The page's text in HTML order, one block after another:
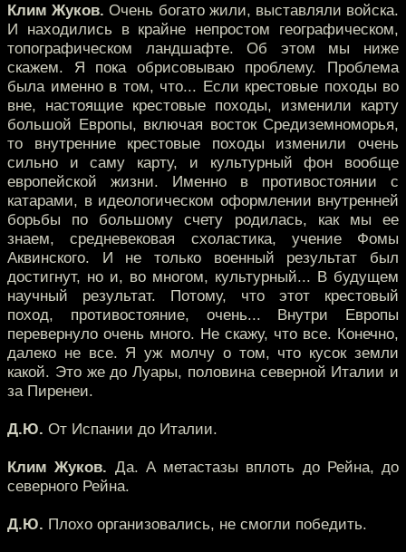
Клим Жуков. Очень богато жили, выставляли войска.
И находились в крайне непростом географическом,
топографическом ландшафте. Об этом мы ниже
скажем. Я пока обрисовываю проблему. Проблема
была именно в том, что... Если крестовые походы во
вне, настоящие крестовые походы, изменили карту
большой Европы, включая восток Средиземноморья,
то внутренние крестовые походы изменили очень
сильно и саму карту, и культурный фон вообще
европейской жизни. Именно в противостоянии с
катарами, в идеологическом оформлении внутренней
борьбы по большому счету родилась, как мы ее
знаем, средневековая схоластика, учение Фомы
Аквинского. И не только военный результат был
достигнут, но и, во многом, культурный... В будущем
научный результат. Потому, что этот крестовый
поход, противостояние, очень... Внутри Европы
перевернуло очень много. Не скажу, что все. Конечно,
далеко не все. Я уж молчу о том, что кусок земли
какой. Это же до Луары, половина северной Италии и
за Пиренеи.
Д.Ю. От Испании до Италии.
Клим Жуков. Да. А метастазы вплоть до Рейна, до
северного Рейна.
Д.Ю. Плохо организовались, не смогли победить.